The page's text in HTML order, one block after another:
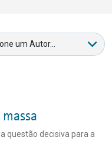
questão decisiva para a